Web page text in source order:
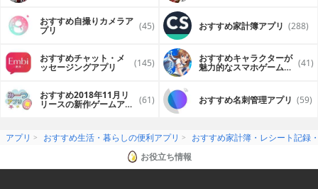
おすすめ自撮りカメラア
プリ (45) おすすめ家計簿アプリ (288)
おすすめチャット・メ
ッセージングアプリ (145) おすすめキャラクターが
魅力的なスマホゲームア (41)
おすすめ2018年11月リ
リースの新作ゲームアプ (61) おすすめ名刺管理アプリ (59)
アプリ おすすめ生活・暮らしの便利アプリ
おすすめ家計簿・レシート記録
お役立ち情報